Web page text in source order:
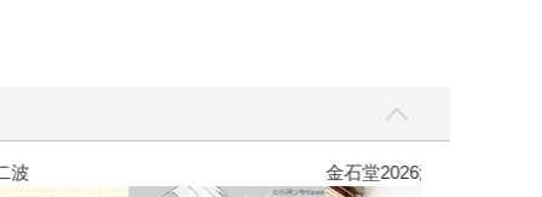
點〉第二波 金石堂2026海